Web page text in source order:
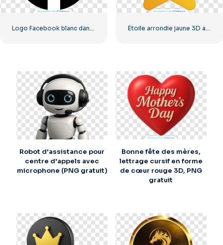
Robot d'assistance pour
centre d'appels avec
microphone (PNG gratuit)
Bonne fête des mères,
lettrage cursif en forme
de cœur rouge 3D, PNG
gratuit